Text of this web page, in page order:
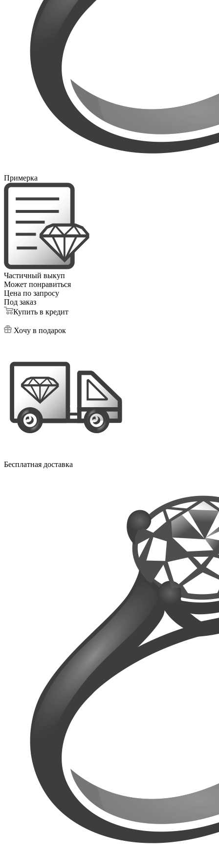
Примерка
Частичный выкуп
Может понравиться
Цена по запросу
Под заказ
Купить в кредит
Хочу в подарок
Бесплатная доставка